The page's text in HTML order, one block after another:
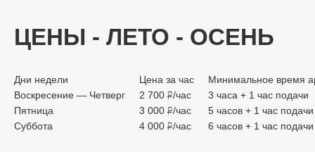
ЦЕНЫ - ЛЕТО - ОСЕНЬ
Дни недели Цена за час
Минимальное время
Воскресение — Четверг
Пятница
Суббота
2 700 руб.
/час
3 000 руб.
/час
4 000 руб.
/час
3 часа + 1 час подачи
5 часов + 1 час подачи
6 часов + 1 час подачи